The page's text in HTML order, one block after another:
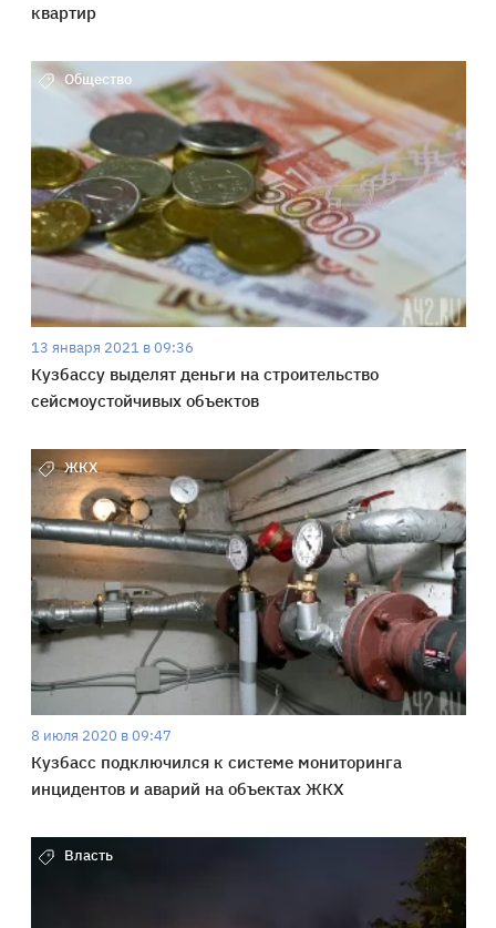
квартир
Общество
13 января 2021 в 09:36
Кузбассу выделят деньги на строительство
сейсмоустойчивых объектов
ЖКХ
8 июля 2020 в 09:47
Кузбасс подключился к системе мониторинга
инцидентов и аварий на объектах ЖКХ
Власть